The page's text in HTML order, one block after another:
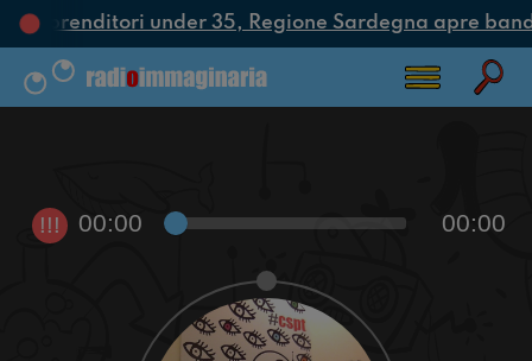
under 35, Regione Sardegna apre
!!! 00:00 00:00